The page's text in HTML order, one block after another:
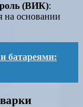
(ВИК):
на основании
батареями: